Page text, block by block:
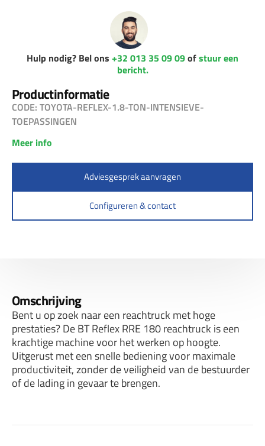
Hulp nodig? Bel ons +32 013 35 09 09ofstuur een
bericht.
Productinformatie
CODE: TOYOTA-REFLEX-1.8-TON-INTENSIEVE-
TOEPASSINGEN
Meer info
Adviesgesprek aanvragen
Configureren & contact
Omschrijving
Bent u op zoek naar een reachtruck met hoge
prestaties? De BT Reflex RRE 180 reachtruck is een
krachtige machine voor het werken op hoogte.
Uitgerust met een snelle bediening voor maximale
productiviteit, zonder de veiligheid van de bestuurder
of de lading in gevaar te brengen.